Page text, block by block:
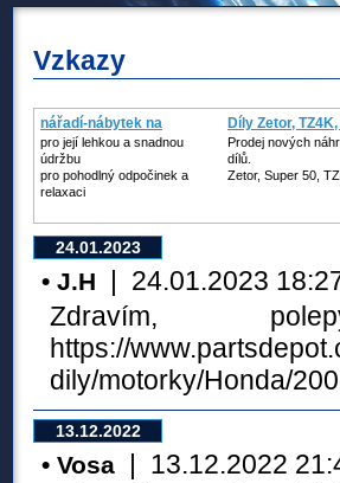
Vzkazy
nářadí-nábytek na
zahradu
pro její lehkou a snadnou
údržbu
pro pohodlný odpočinek a
relaxaci
Díly Zetor,
Prodej nových
dílů.
Zetor, Super 50,
24.01.2023
• J.H
| 24.01.2023
Zdravím,
https://
dily/motorky/Honda/
13.12.2022
• Vosa | 13.12.2022